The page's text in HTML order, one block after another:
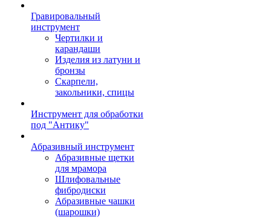
Гравировальный
инструмент
Чертилки и
карандаши
Изделия из латуни и
бронзы
Скарпели,
закольники, спицы
Инструмент для обработки
под "Антику"
Абразивный инструмент
Абразивные щетки
для мрамора
Шлифовальные
фибродиски
Абразивные чашки
(шарошки)